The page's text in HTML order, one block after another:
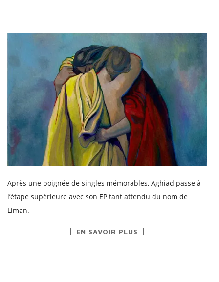
Après une poignée de singles mémorables, Aghiad passe à
l’étape supérieure avec son EP tant attendu du nom de
Liman.
EN SAVOIR PLUS